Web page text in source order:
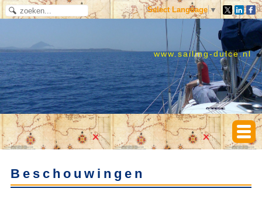
Select Language ▼
www.sailing-dulce.nl
Beschouwingen